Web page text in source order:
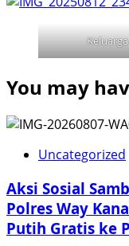
You may
Uncategorized
Aksi Sosial
Polres Way
Putih Gratis ke